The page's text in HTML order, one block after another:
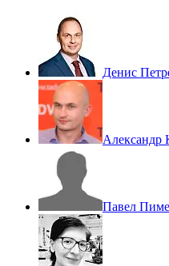
Денис
Александр
Павел